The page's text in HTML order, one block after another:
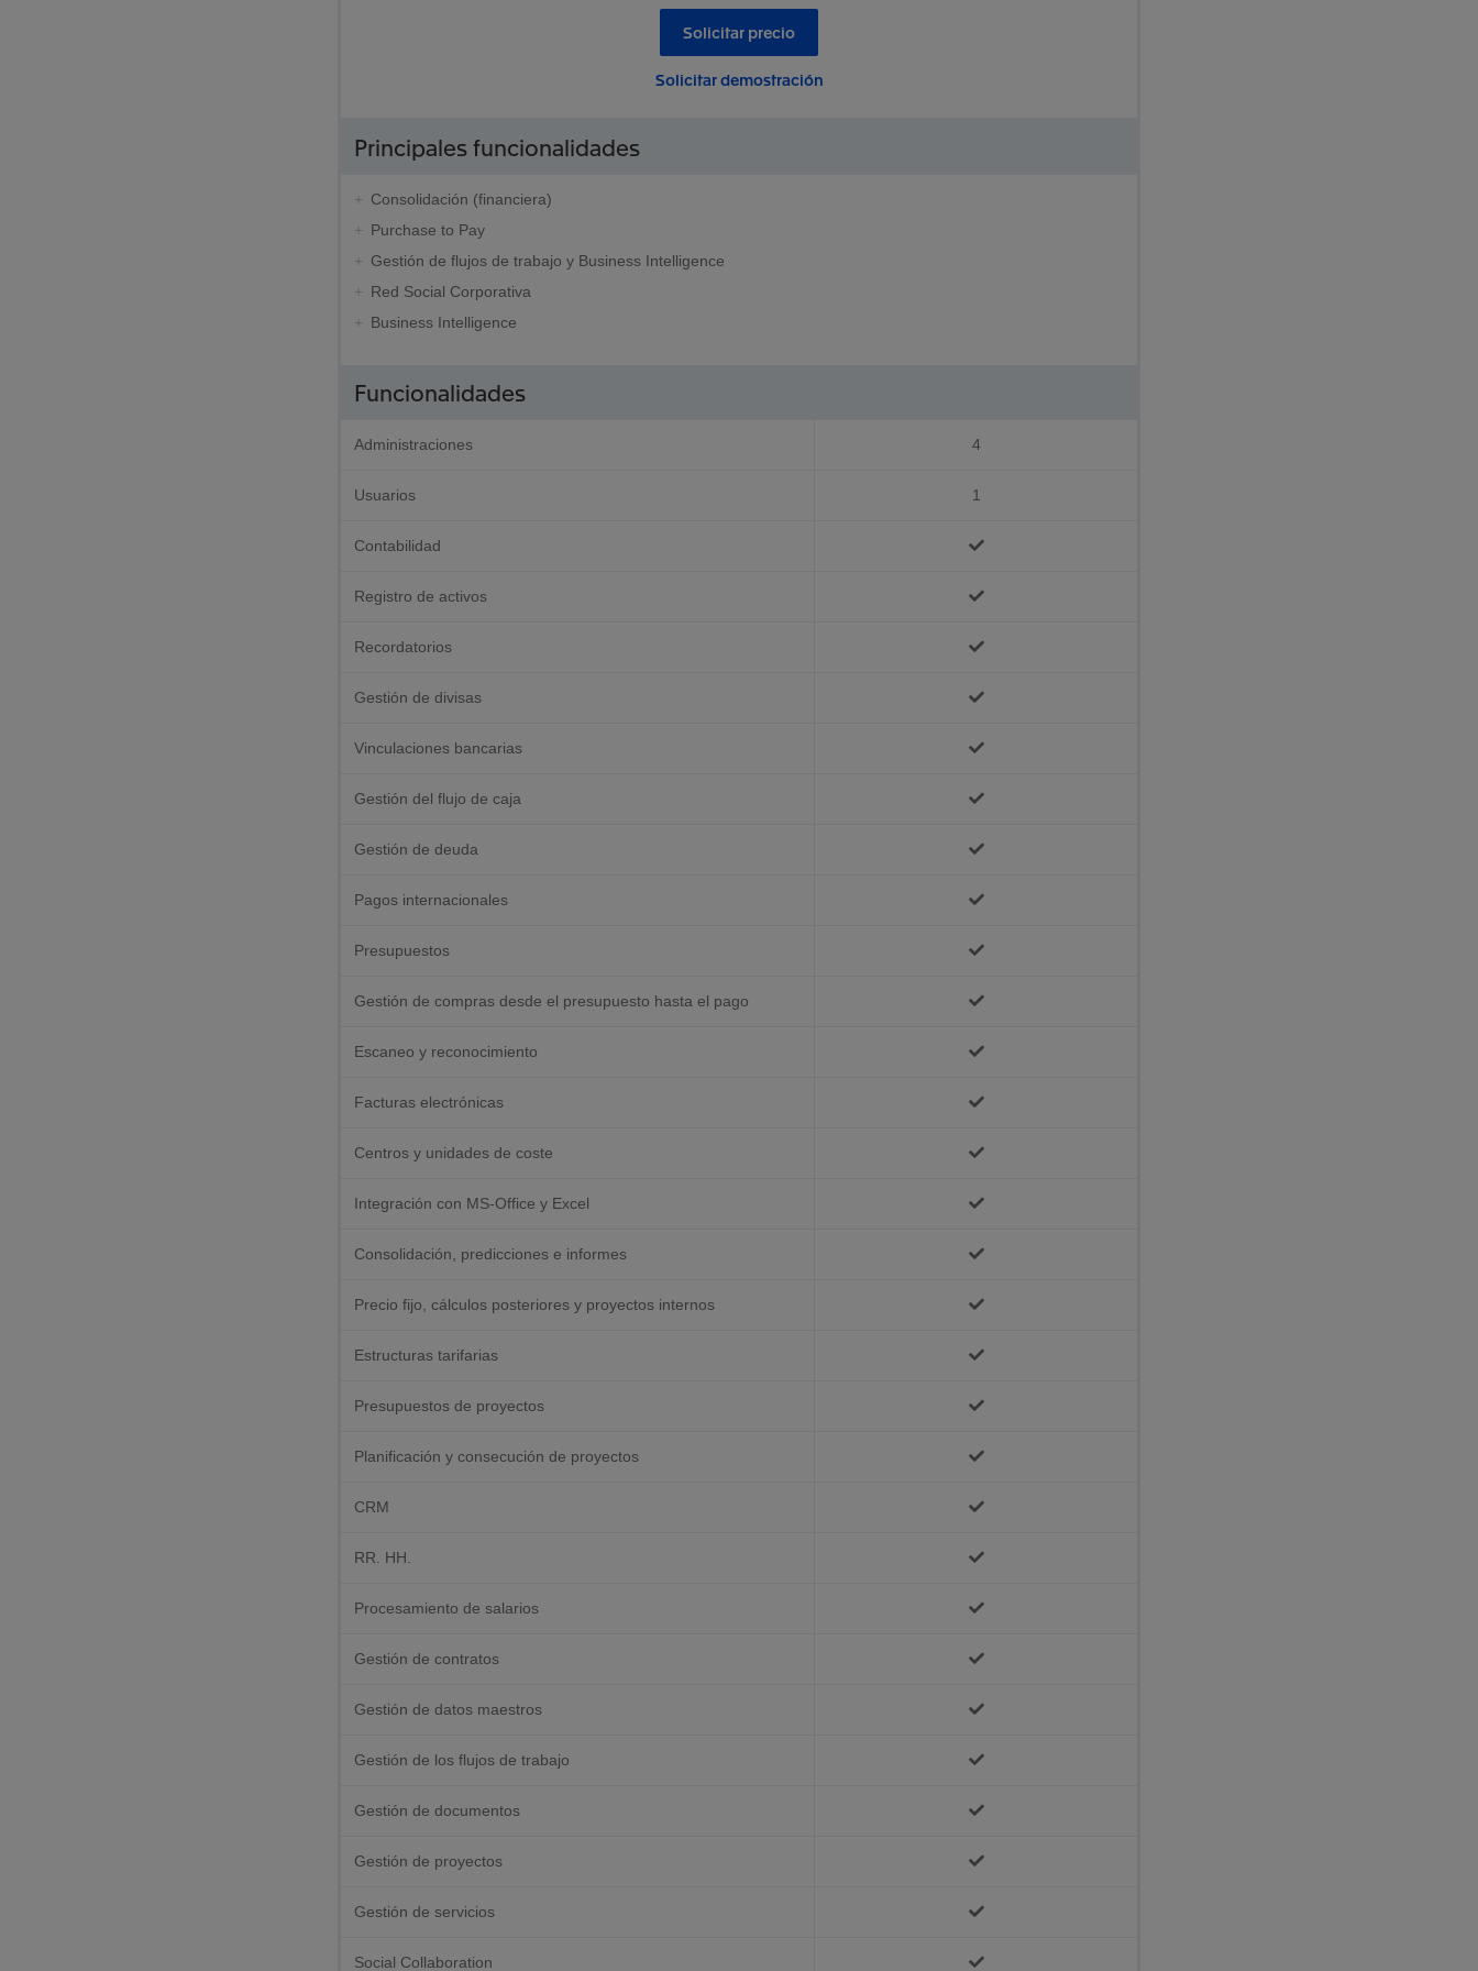
Solicitar precio
Solicitar demostración
Principales funcionalidades
Consolidación (financiera)
Purchase to Pay
Gestión de flujos de trabajo y Business Intelligence
Red Social Corporativa
Business Intelligence
Funcionalidades
Administraciones 4
Usuarios 1
Contabilidad
Registro de activos
Recordatorios
Gestión de divisas
Vinculaciones bancarias
Gestión del flujo de caja
Gestión de deuda
Pagos internacionales
Presupuestos
Gestión de compras desde el presupuesto hasta el pago
Escaneo y reconocimiento
Facturas electrónicas
Centros y unidades de coste
Integración con MS-Office y Excel
Consolidación, predicciones e informes
Precio fijo, cálculos posteriores y proyectos internos
Estructuras tarifarias
Presupuestos de proyectos
Planificación y consecución de proyectos
CRM
RR. HH.
Procesamiento de salarios
Gestión de contratos
Gestión de datos maestros
Gestión de los flujos de trabajo
Gestión de documentos
Gestión de proyectos
Gestión de servicios
Social Collaboration